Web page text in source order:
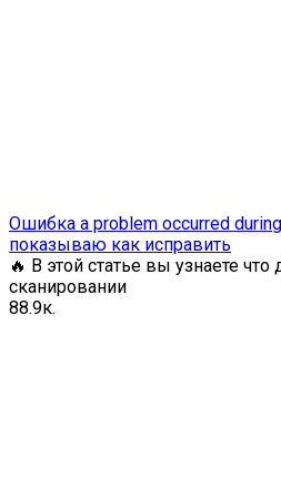
Ошибка a problem occurred
показываю как исправить
🔥 В этой статье вы узнаете что
сканировании
88.9к.